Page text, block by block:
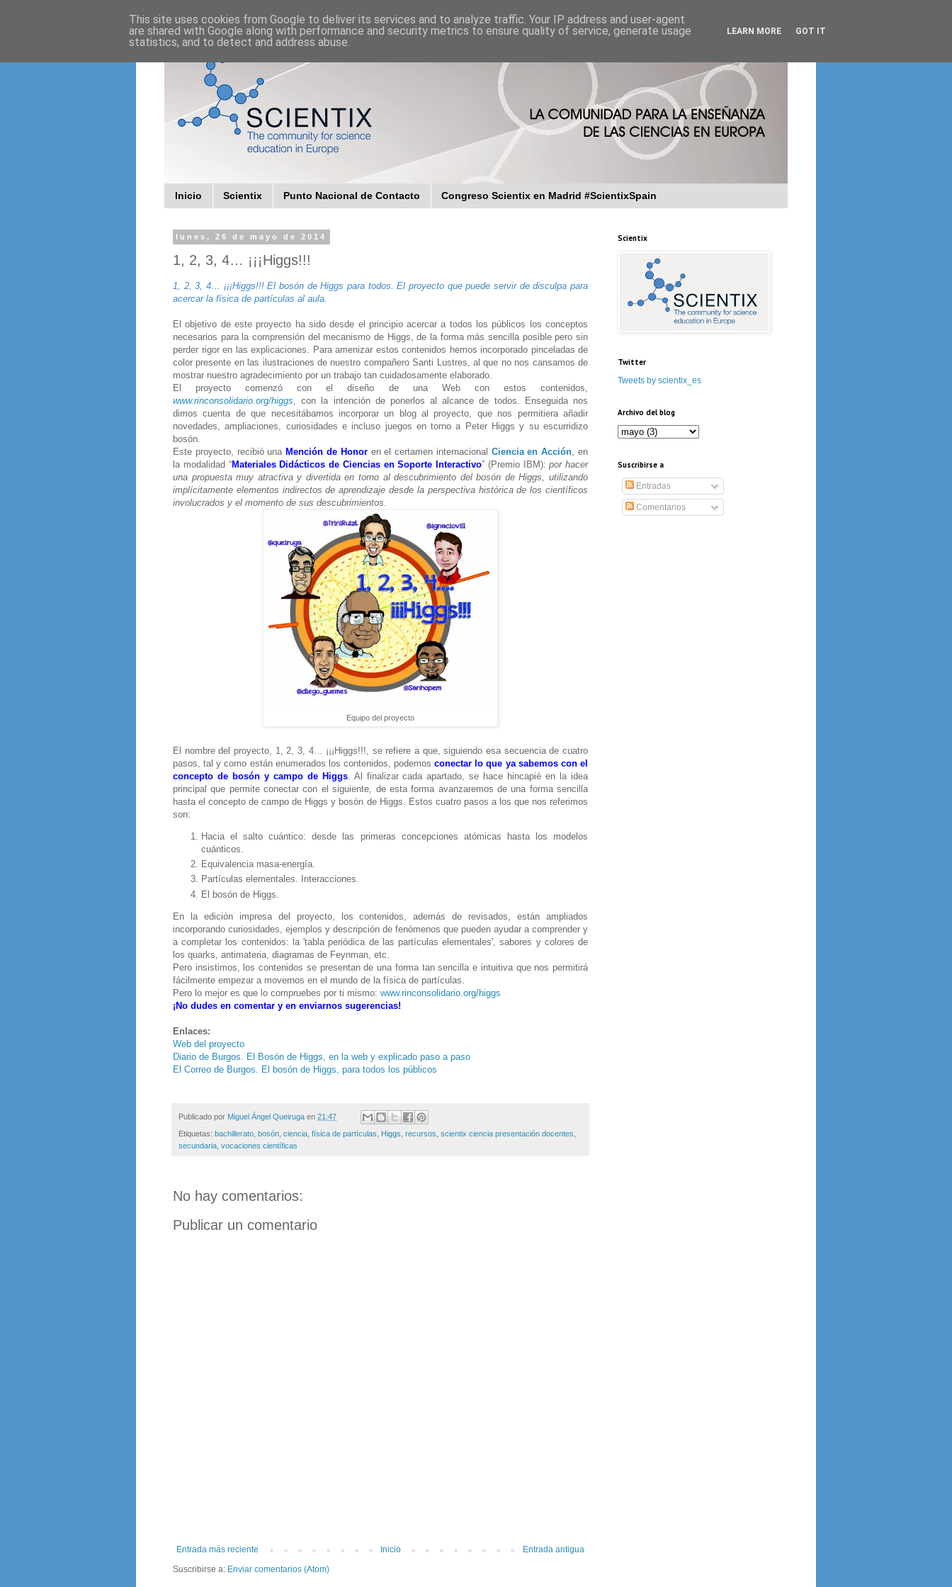
Inicio Scientix Punto Nacional de Contacto Congreso Scientix en Madrid #ScientixSpain
lunes, 26 de mayo de 2014
1, 2, 3, 4… ¡¡¡Higgs!!!
1, 2, 3, 4… ¡¡¡Higgs!!! El bosón de Higgs para todos. El proyecto que puede servir de disculpa para
acercar la física de partículas al aula.
El objetivo de este proyecto ha sido desde el principio acercar a todos los públicos los conceptos
necesarios para la comprensión del mecanismo de Higgs, de la forma más sencilla posible pero sin
perder rigor en las explicaciones. Para amenizar estos contenidos hemos incorporado pinceladas de
color presente en las ilustraciones de nuestro compañero Santi Lustres, al que no nos cansamos de
mostrar nuestro agradecimiento por un trabajo tan cuidadosamente elaborado.
El proyecto comenzó con el diseño de una Web con estos contenidos,
www.rinconsolidario.org/higgs , con la intención de ponerlos al alcance de todos. Enseguida nos
dimos cuenta de que necesitábamos incorporar un blog al proyecto, que nos permitiera añadir
novedades, ampliaciones, curiosidades e incluso juegos en torno a Peter Higgs y su escurridizo
bosón.
Este proyecto, recibió una Mención de Honoren el certamen internacional Ciencia en Acción , en
la modalidad “Materiales Didácticos de Ciencias en Soporte Interactivo” (Premio IBM):por hacer
una propuesta muy atractiva y divertida en torno al descubrimiento del bosón de Higgs, utilizando
implícitamente elementos indirectos de aprendizaje desde la perspectiva histórica de los científicos
involucrados y el momento de sus descubrimientos
Equipo del proyecto
El nombre del proyecto, 1, 2, 3, 4… ¡¡¡Higgs!!!, se refiere a que, siguiendo esa secuencia de cuatro
pasos, tal y como están enumerados los contenidos, podemosconectar lo que ya sabemos con el
concepto de bosón y campo de Higgs. Al finalizar cada apartado, se hace hincapié en la idea
principal que permite conectar con el siguiente, de esta forma avanzaremos de una forma sencilla
hasta el concepto de campo de Higgs y bosón de Higgs. Estos cuatro pasos a los que nos referimos
son:
Hacia el salto cuántico: desde las primeras concepciones atómicas hasta los modelos
cuánticos.
Equivalencia masa-energía.
Partículas elementales. Interacciones.
El bosón de Higgs.
En la edición impresa del proyecto, los contenidos, además de revisados, están ampliados
incorporando curiosidades, ejemplos y descripción de fenómenos que pueden ayudar a comprender y
a completar los contenidos: la 'tabla periódica de las partículas elementales', sabores y colores de
los quarks, antimateria, diagramas de Feynman, etc.
Pero insistimos, los contenidos se presentan de una forma tan sencilla e intuitiva que nos permitirá
fácilmente empezar a movernos en el mundo de la física de partículas.
Pero lo mejor es que lo compruebes por ti mismo: www.rinconsolidario.org/higgs
¡No dudes en comentar y en enviarnos sugerencias!
Enlaces:
Web del proyecto
Diario de Burgos. El Bosón de Higgs, en la web y explicado paso a paso
El Correo de Burgos. El bosón de Higgs, para todos los públicos
Publicado por Miguel Ángel Queiruga en 21:47
Etiquetas: bachillerato bosón ciencia física de partículas Higgs recursos scientix ciencia presentación docentes
secundaria vocaciones científicas
No hay comentarios:
Publicar un comentario
Entrada más reciente Entrada antigua
Inicio
Suscribirse a: Enviar comentarios (Atom)
Scientix
Twitter
Tweets by scientix_es
Archivo del blog
Suscribirse a
Entradas
Comentarios
This site uses cookies from Google to deliver its services and to analyze traffic. Your IP address and user-agent
are shared with Google along with performance and security metrics to ensure quality of service, generate usage
statistics, and to detect and address abuse.
LEARN MORE GOT IT